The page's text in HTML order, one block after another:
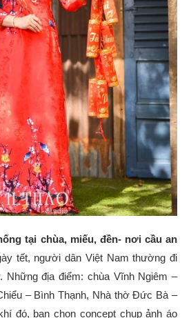
tại chùa, miếu, đền- nơi cầu an
tết, người dân Việt Nam thường đi
Những địa điểm: chùa Vĩnh Ngiêm –
– Bình Thạnh, Nhà thờ Đức Bà –
đó, bạn chọn concept chụp ảnh áo